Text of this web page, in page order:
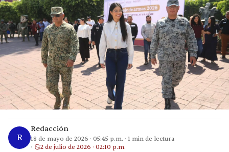
R
Redacción
18 de mayo de 2026 · 05:45 p.m. · 1 min de lectura
2 de julio de 2026 · 02:10 p.m.